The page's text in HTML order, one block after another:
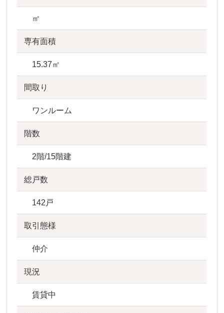
㎡
専有面積
15.37㎡
間取り
ワンルーム
階数
2階/15階建
総戸数
142戸
取引態様
仲介
現況
賃貸中